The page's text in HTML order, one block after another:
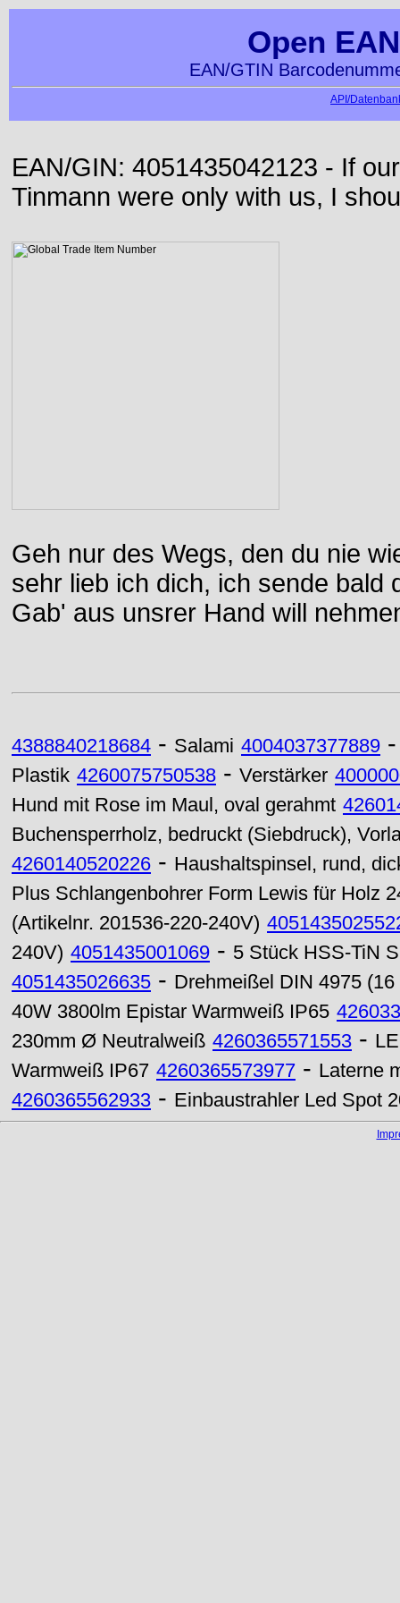
Open
EAN/GTIN
API/
EAN/GIN: 4051435042123 - If
Tinmann were only with us, I
Geh nur des Wegs, den du nie
sehr lieb ich dich, ich sende bald
Gab' aus unsrer Hand will
4388840218684 - Salami 4004037377889
Plastik 4260075750538 - Verstärker
Hund mit Rose im Maul, oval gerahmt
Buchensperrholz, bedruckt (Siebdruck),
4260140520226 - Haushaltspinsel, rund,
Plus Schlangenbohrer Form Lewis für Holz
(Artikelnr. 201536-220-240V)
240V) 4051435001069 - 5 Stück HSS-TiN
4051435026635 - Drehmeißel DIN 4975
40W 3800lm Epistar Warmweiß IP65
230mm Ø Neutralweiß 4260365571553 -
Warmweiß IP67 4260365573977 - Laterne
4260365562933 - Einbaustrahler Led Spot